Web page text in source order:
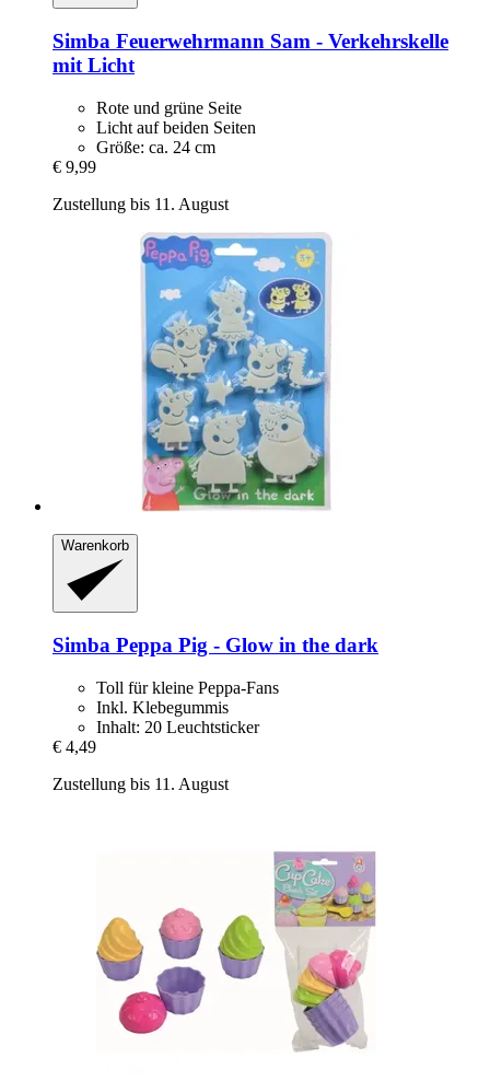
Simba Feuerwehrmann Sam -​ Verkehrskelle
mit Licht
Rote und grüne Seite
Licht auf beiden Seiten
Größe: ca. 24 cm
€ 9,99
Zustellung bis 11. August
Warenkorb
Simba Peppa Pig -​ Glow in the dark
Toll für kleine Peppa-Fans
Inkl. Klebegummis
Inhalt: 20 Leuchtsticker
€ 4,49
Zustellung bis 11. August